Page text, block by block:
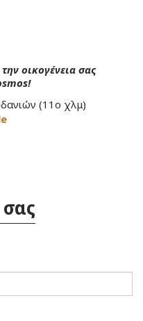
οικογένεια σας
(11ο χλμ)